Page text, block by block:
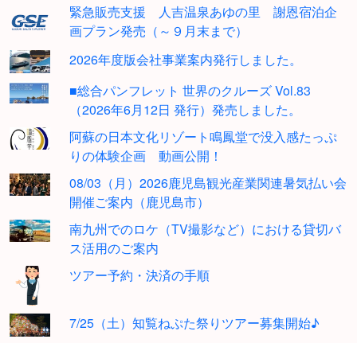
緊急販売支援 人吉温泉あゆの里 謝恩宿泊企
画プラン発売（～９月末まで）
2026年度版会社事業案内発行しました。
■総合パンフレット 世界のクルーズ Vol.83
（2026年6月12日 発行）発売しました。
阿蘇の日本文化リゾート鳴鳳堂で没入感たっぷ
りの体験企画 動画公開！
08/03（月）2026鹿児島観光産業関連暑気払い会
開催ご案内（鹿児島市）
南九州でのロケ（TV撮影など）における貸切バ
ス活用のご案内
ツアー予約・決済の手順
7/25（土）知覧ねぷた祭りツアー募集開始♪